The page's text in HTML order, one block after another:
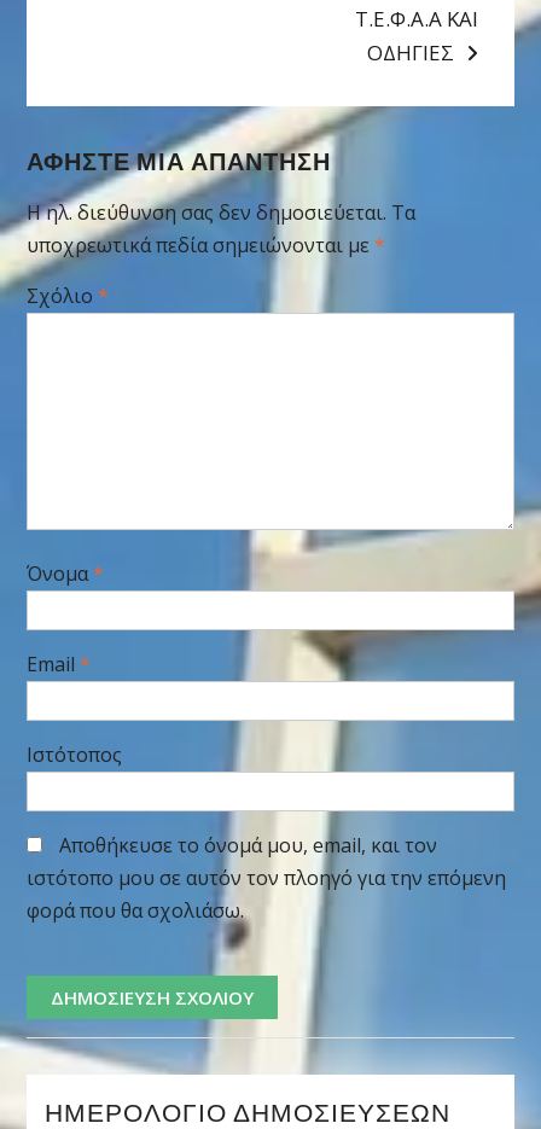
Δημοσίευση
Τ.Ε.Φ.Α.Α ΚΑΙ
ΟΔΗΓΙΕΣ
ΑΦΉΣΤΕ ΜΙΑ ΑΠΆΝΤΗΣΗ
Η ηλ. διεύθυνση σας δεν δημοσιεύεται. Τα
υποχρεωτικά πεδία σημειώνονται με *
Σχόλιο *
Όνομα*
Email *
Ιστότοπος
Αποθήκευσε το όνομά μου, email, και τον
ιστότοπο μου σε αυτόν τον πλοηγό για την επόμενη
φορά που θα σχολιάσω.
ΗΜΕΡΟΛΌΓΙΟ ΔΗΜΟΣΙΕΎΣΕΩΝ